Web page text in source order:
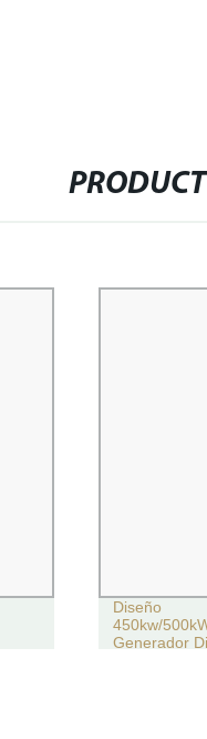
Diseño
450kw/
Generador